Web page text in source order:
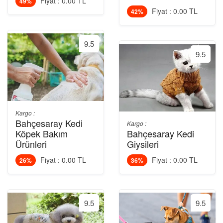
9.5
Kargo :
Bahçesaray Kedi
Köpek Bakım
Ürünleri
26% Fiyat : 0.00 TL
9.5
42% Fiyat : 0.00 TL
9.5
Kargo :
Bahçesaray Kedi
Giysileri
36% Fiyat : 0.00 TL
9.5